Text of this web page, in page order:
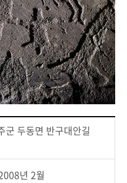
군 두동면 반구대안길
년 2월